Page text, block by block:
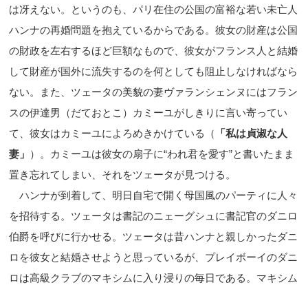
は冴えない。というのも、パリ在住の公国の富裕な若い未亡人
ハンナの再婚問題を抱えているからである。彼女の財産は公国
の財政を左右するほど巨額なもので、彼女がフランス人と結婚
して財産が国外に流失するのを何としても阻止しなければなら
ない。また、ツェータの美貌の妻ヴァランシェンヌにはフラン
スの伊達男（だておとこ）カミーユがしきりに言い寄ってい
て、彼女はカミーユによろめきかけている（
「私は貞淑な人
妻」 ）。カミーユは彼女の扇子に“われ君を愛す”と書いたまま
置き忘れてしまい、それをツェータが見つける。
ハンナが到着して、明日自宅で開く母国風のパーティに人々
を招待する。ツェータは書記のニェーグシュに書記官のダニロ
伯爵を呼びに行かせる。ツェータは昔ハンナと親しかったダニ
ロを彼女と結婚させようと思っているが、プレイボーイのダニ
ロは高級クラブのマキシムに入り浸りの毎日である。マキシム